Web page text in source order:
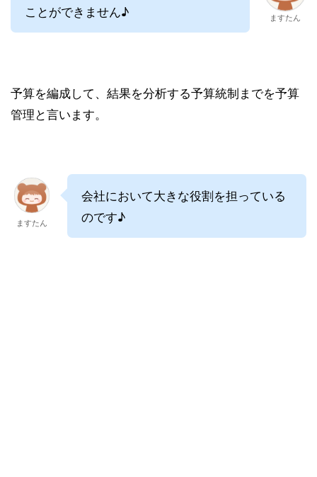
ことができません♪
ますたん
予算を編成して、結果を分析する予算統制までを予算
管理と言います。
ますたん
会社において大きな役割を担っている
のです♪